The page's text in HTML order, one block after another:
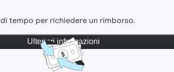
di tempo per richiedere un rimborso.
Ulteriori informazioni